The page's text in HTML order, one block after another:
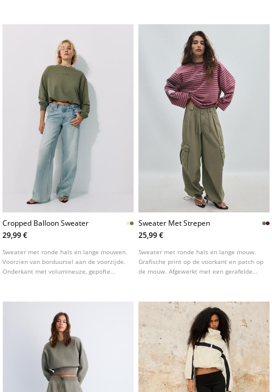
Cropped Balloon Sweater
29,99 €
Sweater met ronde hals en lange mouwen.
Voorzien van borduursel aan de voorzijde.
Onderkant met volumineuze, gepofte
Sweater Met Strepen
25,99 €
Sweater met ronde hals en lange mouw.
Grafische print op de voorkant en patch op
de mouw. Afgewerkt met een gerafelde